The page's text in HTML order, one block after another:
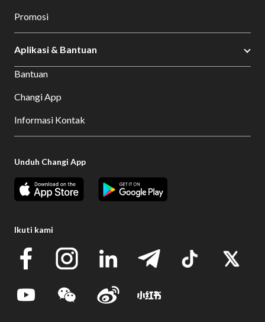
Promosi
Aplikasi & Bantuan
Bantuan
Changi App
Informasi Kontak
Unduh Changi App
Ikuti kami